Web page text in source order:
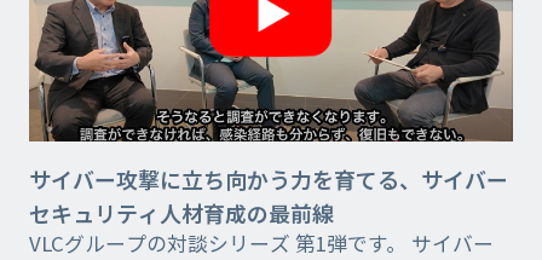
サイバー攻撃に立ち向かう力を育てる、サイバー
セキュリティ人材育成の最前線
VLCグループの対談シリーズ 第1弾です。 サイバー